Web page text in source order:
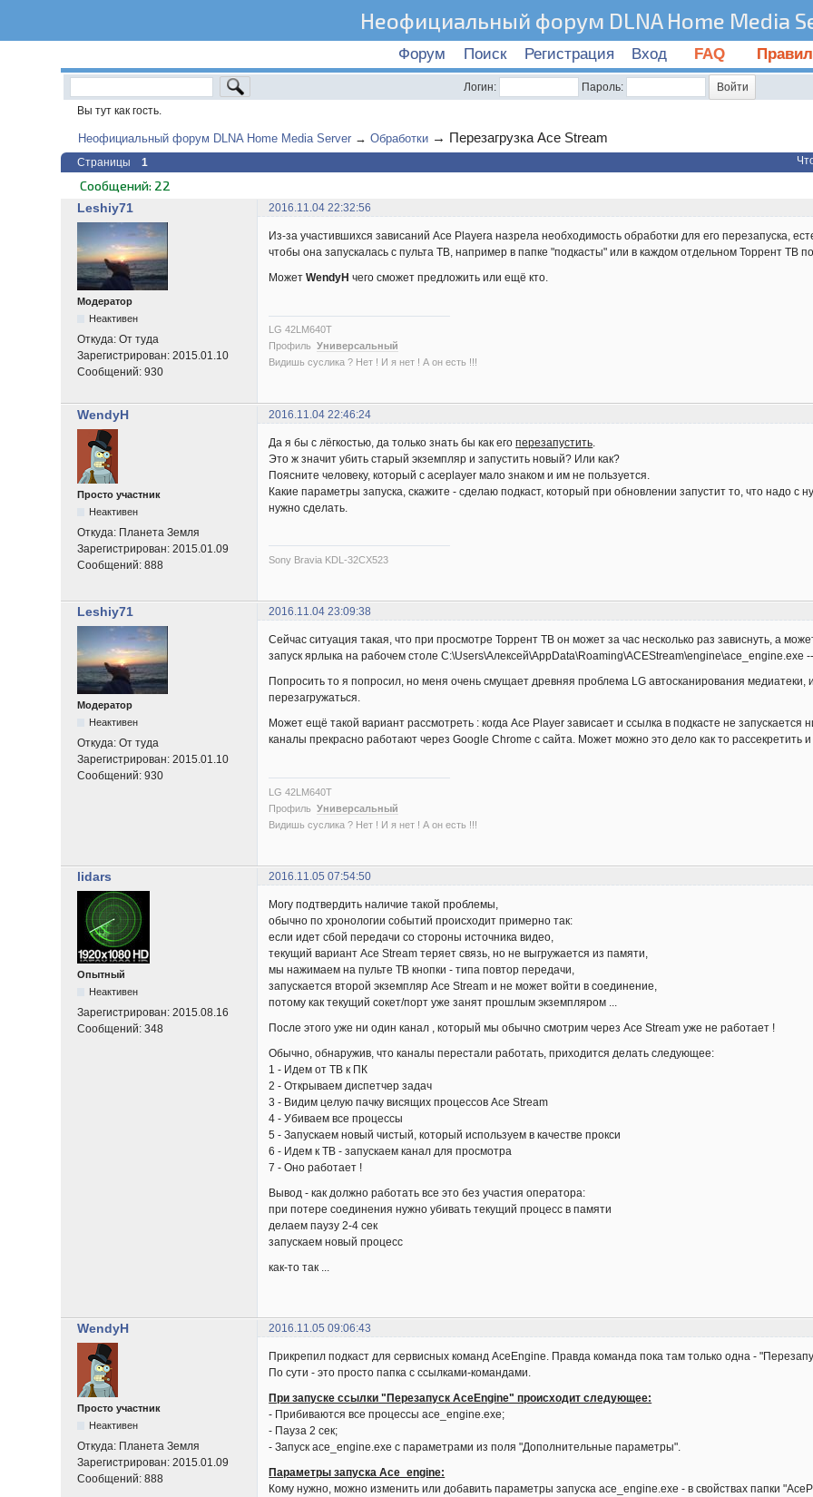
Неофициальный форум DLNA Home Media
Форум Поиск Регистрация Вход FAQ
Логин:
Пароль:
Вы тут как гость.
Неофициальный форум DLNA Home Media Server → Обработки → Перезагрузка Ace Stream
Страницы 1
Сообщений: 22
Leshiy71 2016.11.04 22:32:56
Модератор
Неактивен
Откуда:От туда
Зарегистрирован:2015.01.10
Сообщений:930
Из-за участившихся зависаний Ace Playera назрела необходимость обработки для его перезапуска,
чтобы она запускалась с пульта ТВ, например в папке "подкасты" или в каждом отдельном Торрент ТВ
МожетWendyH чего сможет предложить или ещё кто.
LG 42LM640T
ПрофильУниверсальный
Видишь суслика ? Нет ! И я нет ! А он есть !!!
WendyH 2016.11.04 22:46:24
Просто участник
Неактивен
Откуда: Планета Земля
Зарегистрирован:2015.01.09
Сообщений:888
Да я бы с лёгкостью, да только знать бы как егоперезапустить
Это ж значит убить старый экземпляр и запустить новый? Или как?
Поясните человеку, который с aceplayer мало знаком и им не пользуется.
Какие параметры запуска, скажите - сделаю подкаст, который при обновлении запустит то, что надо
нужно сделать.
Sony Bravia KDL-32CX523
Leshiy71 2016.11.04 23:09:38
Модератор
Неактивен
Откуда:От туда
Зарегистрирован:2015.01.10
Сообщений:930
Сейчас ситуация такая, что при просмотре Торрент ТВ он может за час несколько раз зависнуть, а
запуск ярлыка на рабочем столе C:\Users\Алексей\AppData\Roaming\ACEStream\engine\ace_engine.exe
Попросить то я попросил, но меня очень смущает древняя проблема LG автосканирования медиатеки,
перезагружаться.
Может ещё такой вариант рассмотреть : когда Ace Player зависает и ссылка в подкасте не
каналы прекрасно работают через Google Chrome с сайта. Может можно это дело как то рассекретить
LG 42LM640T
ПрофильУниверсальный
Видишь суслика ? Нет ! И я нет ! А он есть !!!
lidars 2016.11.05 07:54:50
Опытный
Неактивен
Зарегистрирован:2015.08.16
Сообщений:348
Могу подтвердить наличие такой проблемы,
обычно по хронологии событий происходит примерно так:
если идет сбой передачи со стороны источника видео,
текущий вариант Ace Stream теряет связь, но не выгружается из памяти,
мы нажимаем на пульте ТВ кнопки - типа повтор передачи,
запускается второй экземпляр Ace Stream и не может войти в соединение,
потому как текущий сокет/порт уже занят прошлым экземпляром ...
После этого уже ни один канал , который мы обычно смотрим через Ace Stream уже не работает !
Обычно, обнаружив, что каналы перестали работать, приходится делать следующее:
1 - Идем от ТВ к ПК
2 - Открываем диспетчер задач
3 - Видим целую пачку висящих процессов Ace Stream
4 - Убиваем все процессы
5 - Запускаем новый чистый, который используем в качестве прокси
6 - Идем к ТВ - запускаем канал для просмотра
7 - Оно работает !
Вывод - как должно работать все это без участия оператора:
при потере соединения нужно убивать текущий процесс в памяти
делаем паузу 2-4 сек
запускаем новый процесс
как-то так ...
WendyH 2016.11.05 09:06:43
Просто участник
Неактивен
Откуда: Планета Земля
Зарегистрирован:2015.01.09
Сообщений:888
Прикрепил подкаст для сервисных команд AceEngine. Правда команда пока там только одна -
По сути - это просто папка с ссылками-командами.
При запуске ссылки "Перезапуск AceEngine" происходит следующее:
- Прибиваются все процессы ace_engine.exe;
- Пауза 2 сек;
- Запуск ace_engine.exe с параметрами из поля "Дополнительные параметры".
Параметры запуска Ace_engine:
Кому нужно, можно изменить или добавить параметры запуска ace_engine.exe - в свойствах папки